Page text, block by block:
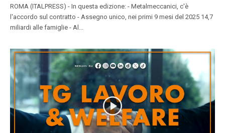
ROMA (ITALPRESS) - In questa edizione: - Metalmeccanici, c'è
l'accordo sul contratto - Assegno unico, nei primi 9 mesi del 2025 14,7
miliardi alle famiglie - Al...